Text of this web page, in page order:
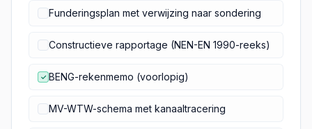
Funderingsplan met verwijzing naar sondering
Constructieve rapportage (NEN-EN 1990-reeks)
✓ BENG-rekenmemo (voorlopig)
MV-WTW-schema met kanaaltracering